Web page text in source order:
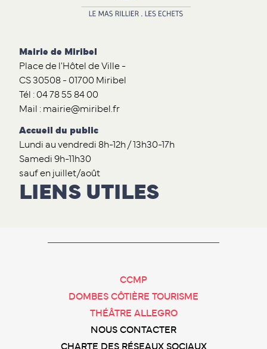
Mairie de Miribel
Place de l'Hôtel de Ville -
CS 30508 - 01700 Miribel
Tél : 04 78 55 84 00
Mail : mairie@miribel.fr
Accueil du public
Lundi au vendredi 8h-12h / 13h30-17h
Samedi 9h-11h30
sauf en juillet/août
LIENS UTILES
CCMP
DOMBES CÔTIÈRE TOURISME
THÉÂTRE ALLEGRO
NOUS CONTACTER
CHARTE DES RÉSEAUX SOCIAUX